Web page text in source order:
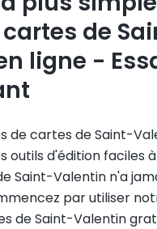
de
ligne -
de cartes de Saint-
outils d'édition faciles
Saint-Valentin n'a
par utiliser
de Saint-Valentin